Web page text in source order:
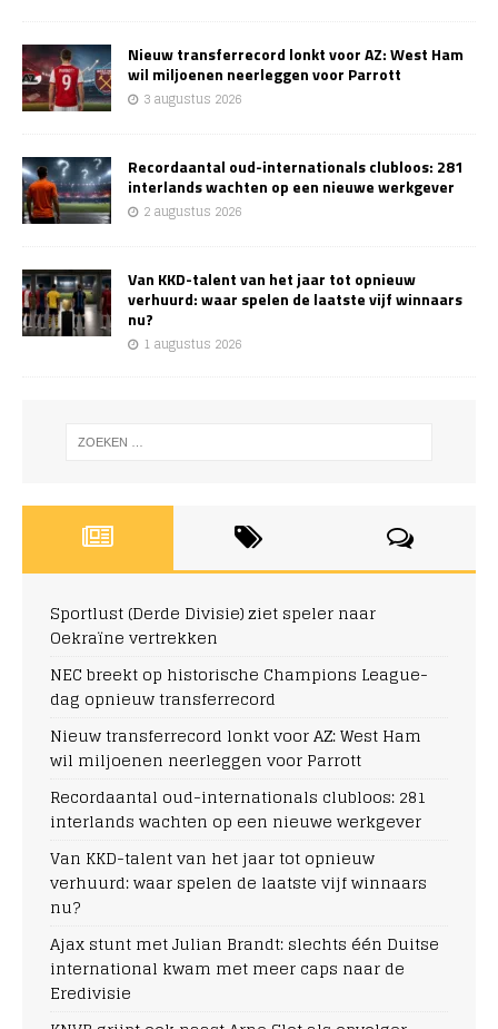
Nieuw transferrecord lonkt voor AZ: West Ham
wil miljoenen neerleggen voor Parrott
3 augustus 2026
Recordaantal oud-internationals clubloos: 281
interlands wachten op een nieuwe werkgever
2 augustus 2026
Van KKD-talent van het jaar tot opnieuw
verhuurd: waar spelen de laatste vijf winnaars
nu?
1 augustus 2026
Sportlust (Derde Divisie) ziet speler naar
Oekraïne vertrekken
NEC breekt op historische Champions League-
dag opnieuw transferrecord
Nieuw transferrecord lonkt voor AZ: West Ham
wil miljoenen neerleggen voor Parrott
Recordaantal oud-internationals clubloos: 281
interlands wachten op een nieuwe werkgever
Van KKD-talent van het jaar tot opnieuw
verhuurd: waar spelen de laatste vijf winnaars
nu?
Ajax stunt met Julian Brandt: slechts één Duitse
international kwam met meer caps naar de
Eredivisie